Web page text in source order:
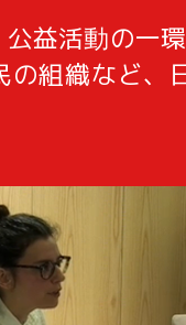
公益活動の一
の組織など